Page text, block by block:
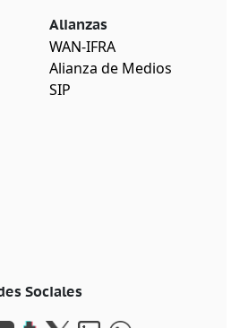
Alianzas
WAN-IFRA
Alianza de Medios
SIP
Sociales